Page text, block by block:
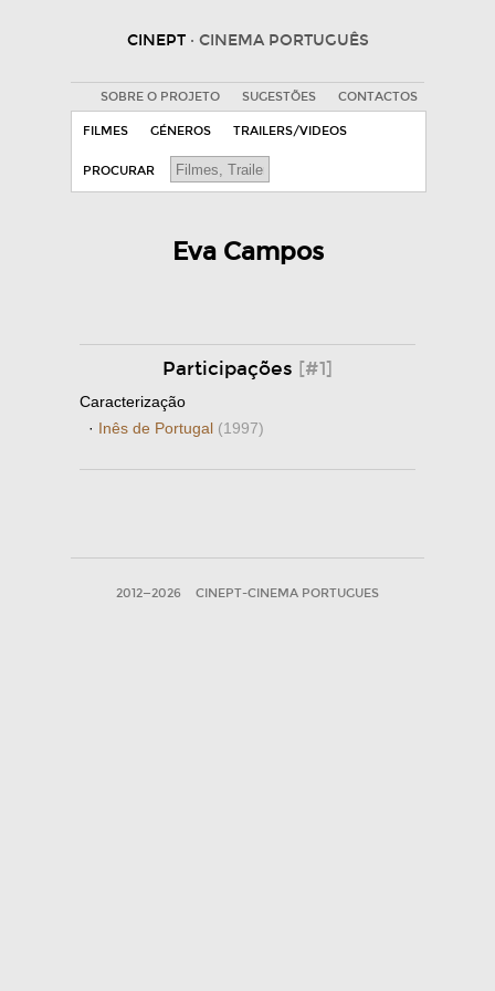
CINEPT · CINEMA PORTUGUÊS
SOBRE O PROJETO SUGESTÕES CONTACTOS
FILMES GÉNEROS TRAILERS/VIDEOS
PROCURAR
Eva Campos
Participações [#1]
Caracterização
· Inês de Portugal (1997)
2012—2026 CINEPT-CINEMA PORTUGUES